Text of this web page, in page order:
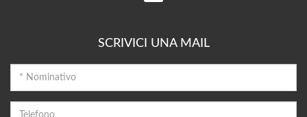
SCRIVICI UNA MAIL